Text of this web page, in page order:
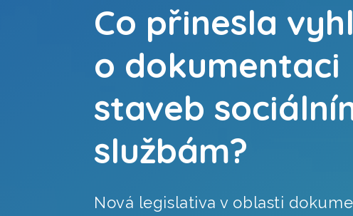
Co přinesla
o dokumentaci
staveb
službám?
Nová legislativa v oblasti